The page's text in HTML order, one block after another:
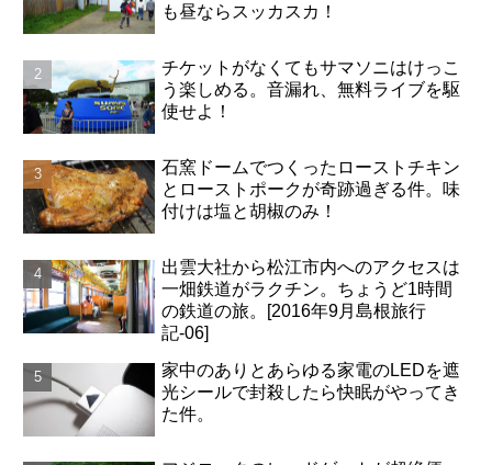
も昼ならスッカスカ！
チケットがなくてもサマソニはけっこ
う楽しめる。音漏れ、無料ライブを駆
使せよ！
石窯ドームでつくったローストチキン
とローストポークが奇跡過ぎる件。味
付けは塩と胡椒のみ！
出雲大社から松江市内へのアクセスは
一畑鉄道がラクチン。ちょうど1時間
の鉄道の旅。[2016年9月島根旅行
記-06]
家中のありとあらゆる家電のLEDを遮
光シールで封殺したら快眠がやってき
た件。